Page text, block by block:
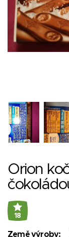
Orion
18
Země výroby: